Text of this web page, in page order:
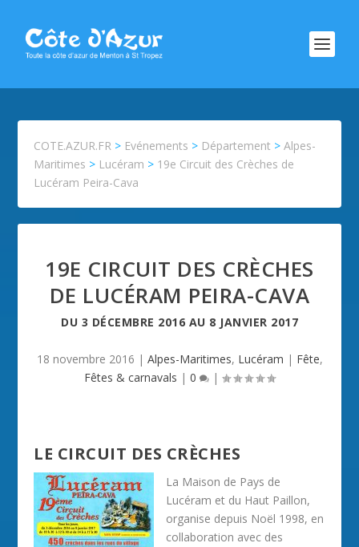
COTE.AZUR.FR > Evénements > Département >Alpes-
Maritimes > Lucéram > 19e Circuit des Crèches de
Lucéram Peira-Cava
19E CIRCUIT DES CRÈCHES
DE LUCÉRAM PEIRA-CAVA
DU 3 DÉCEMBRE 2016 AU 8 JANVIER 2017
18 novembre 2016 | Alpes-Maritimes, Lucéram | Fête,
Fêtes & carnavals | 0 |
LE CIRCUIT DES CRÈCHES
La Maison de Pays de
Lucéram et du Haut Paillon,
organise depuis Noël 1998, en
collaboration avec des